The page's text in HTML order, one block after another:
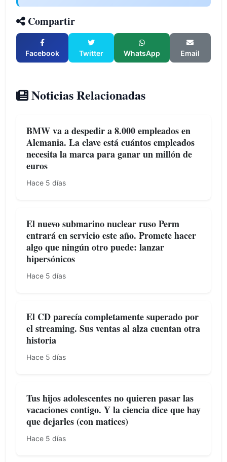
Compartir
Facebook Twitter WhatsApp Email
Noticias Relacionadas
BMW va a despedir a 8.000 empleados en
Alemania. La clave está cuántos empleados
necesita la marca para ganar un millón de
euros
Hace 5 días
El nuevo submarino nuclear ruso Perm
entrará en servicio este año. Promete hacer
algo que ningún otro puede: lanzar
hipersónicos
Hace 5 días
El CD parecía completamente superado por
el streaming. Sus ventas al alza cuentan otra
historia
Hace 5 días
Tus hijos adolescentes no quieren pasar las
vacaciones contigo. Y la ciencia dice que hay
que dejarles (con matices)
Hace 5 días